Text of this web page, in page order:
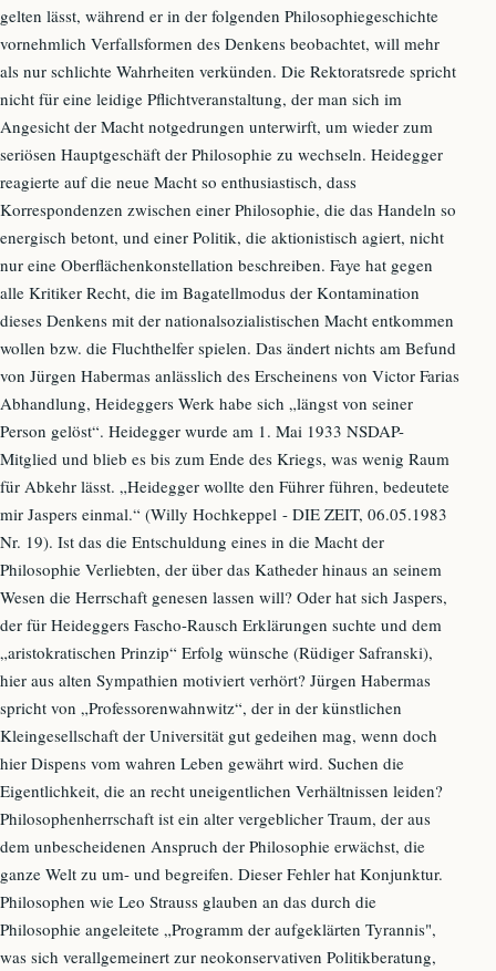
gelten lässt, während er in der folgenden Philosophiegeschichte
vornehmlich Verfallsformen des Denkens beobachtet, will mehr
als nur schlichte Wahrheiten verkünden. Die Rektoratsrede spricht
nicht für eine leidige Pflichtveranstaltung, der man sich im
Angesicht der Macht notgedrungen unterwirft, um wieder zum
seriösen Hauptgeschäft der Philosophie zu wechseln. Heidegger
reagierte auf die neue Macht so enthusiastisch, dass
Korrespondenzen zwischen einer Philosophie, die das Handeln so
energisch betont, und einer Politik, die aktionistisch agiert, nicht
nur eine Oberflächenkonstellation beschreiben. Faye hat gegen
alle Kritiker Recht, die im Bagatellmodus der Kontamination
dieses Denkens mit der nationalsozialistischen Macht entkommen
wollen bzw. die Fluchthelfer spielen. Das ändert nichts am Befund
von Jürgen Habermas anlässlich des Erscheinens von Victor Farias
Abhandlung, Heideggers Werk habe sich „längst von seiner
Person gelöst“. Heidegger wurde am 1. Mai 1933 NSDAP-
Mitglied und blieb es bis zum Ende des Kriegs, was wenig Raum
für Abkehr lässt. „Heidegger wollte den Führer führen, bedeutete
mir Jaspers einmal.“ (Willy Hochkeppel - DIE ZEIT, 06.05.1983
Nr. 19). Ist das die Entschuldung eines in die Macht der
Philosophie Verliebten, der über das Katheder hinaus an seinem
Wesen die Herrschaft genesen lassen will? Oder hat sich Jaspers,
der für Heideggers Fascho-Rausch Erklärungen suchte und dem
„aristokratischen Prinzip“ Erfolg wünsche (Rüdiger Safranski),
hier aus alten Sympathien motiviert verhört? Jürgen Habermas
spricht von „Professorenwahnwitz“, der in der künstlichen
Kleingesellschaft der Universität gut gedeihen mag, wenn doch
hier Dispens vom wahren Leben gewährt wird. Suchen die
Eigentlichkeit, die an recht uneigentlichen Verhältnissen leiden?
Philosophenherrschaft ist ein alter vergeblicher Traum, der aus
dem unbescheidenen Anspruch der Philosophie erwächst, die
ganze Welt zu um- und begreifen. Dieser Fehler hat Konjunktur.
Philosophen wie Leo Strauss glauben an das durch die
Philosophie angeleitete „Programm der aufgeklärten Tyrannis",
was sich verallgemeinert zur neokonservativen Politikberatung,